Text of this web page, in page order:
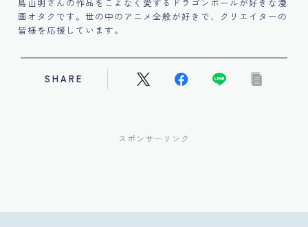
鳥山明さんの作品をこよなく愛するドラゴンボールが好きな漫
画オタクです。世の中のアニメ全般が好きで、クリエイターの
皆様を応援しています。
SHARE
スポンサーリンク